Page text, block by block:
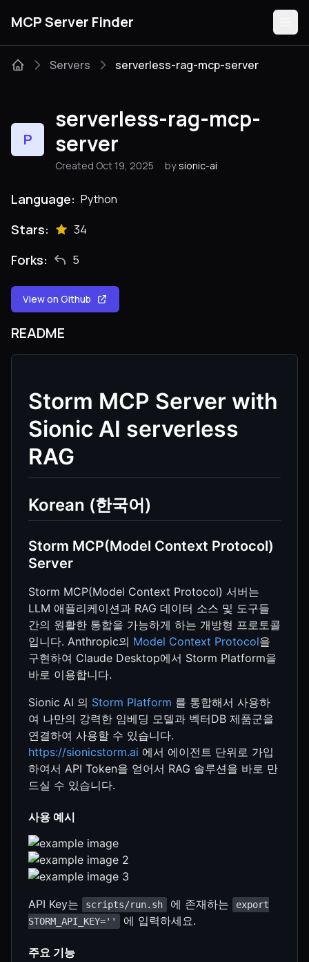
MCP Server Finder
Categories
Servers serverless-rag-mcp-server
P
serverless-rag-mcp-
server
Created Oct 19, 2025 by sionic-ai
Language: Python
Stars: 34
Forks: 5
View on Github
README
Storm MCP Server with
Sionic AI serverless
RAG
Korean (한국어)
Storm MCP(Model Context Protocol)
Server
Storm MCP(Model Context Protocol) 서버는
LLM 애플리케이션과 RAG 데이터 소스 및 도구들
간의 원활한 통합을 가능하게 하는 개방형 프로토콜
입니다. Anthropic의 Model Context Protocol을
구현하여 Claude Desktop에서 Storm Platform을
바로 이용합니다.
Sionic AI 의 Storm Platform 를 통합해서 사용하
여 나만의 강력한 임베딩 모델과 벡터DB 제품군을
연결하여 사용할 수 있습니다.
https://sionicstorm.ai 에서 에이전트 단위로 가입
하여서 API Token을 얻어서 RAG 솔루션을 바로 만
드실 수 있습니다.
사용 예시
API Key는 scripts/run.sh 에 존재하는
export
STORM_API_KEY=''
에 입력하세요.
주요 기능